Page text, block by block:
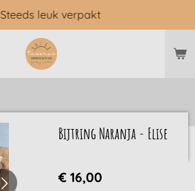
Steeds leuk verpakt
Bijtring Naranja - Elise
€ 16,00